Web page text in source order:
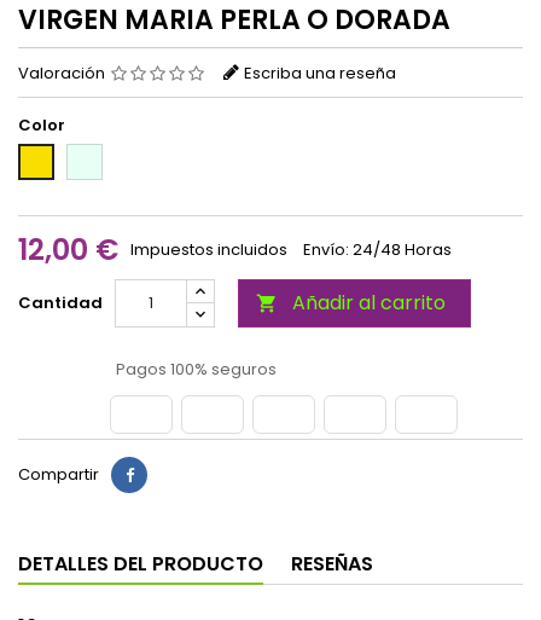
VIRGEN MARIA PERLA O DORADA
Valoración Escriba una reseña
Color
12,00 € Impuestos incluidos Envío: 24/48 Horas
Cantidad  Añadir al carrito
Pagos 100% seguros
Compartir
DETALLES DEL PRODUCTO RESEÑAS